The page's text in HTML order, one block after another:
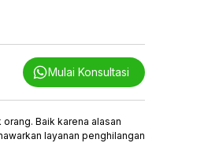
Mulai Konsultasi
Baik karena alasan
layanan penghilangan